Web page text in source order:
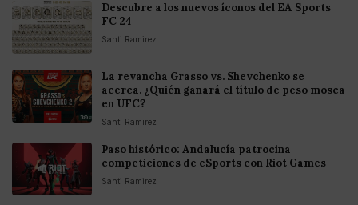
Descubre a los nuevos íconos del EA Sports
FC 24
Santi Ramirez
La revancha Grasso vs. Shevchenko se
acerca. ¿Quién ganará el título de peso mosca
en UFC?
Santi Ramirez
Paso histórico: Andalucía patrocina
competiciones de eSports con Riot Games
Santi Ramirez